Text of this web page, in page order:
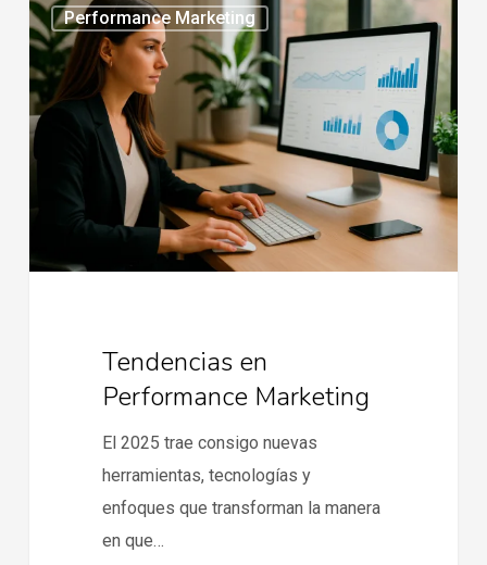
Performance Marketing
en
Performance
Marketing
Tendencias en
Performance Marketing
El 2025 trae consigo nuevas
herramientas, tecnologías y
enfoques que transforman la manera
en que…